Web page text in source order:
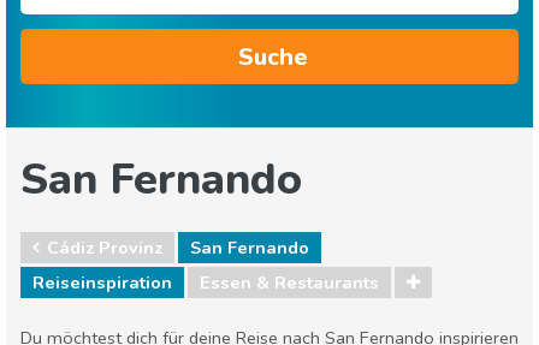
Suche
San Fernando
Cádiz Provinz
San Fernando
Reiseinspiration
Essen & Restaurants
Du möchtest dich für deine Reise nach San Fernando inspirieren